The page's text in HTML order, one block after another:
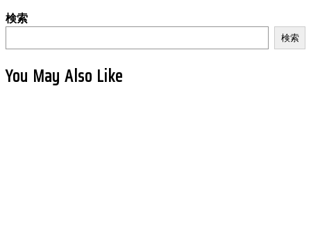
検索
検索
You May Also Like